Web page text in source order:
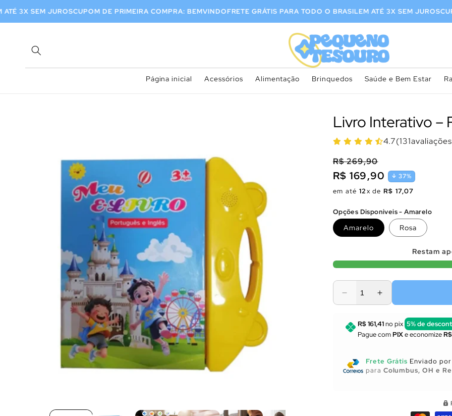
para o
conteúdo
EM ATÉ 3X SEM JUROSCUPOM DE PRIMEIRA COMPRA: BEMVINDOFRETE GRÁTIS PARA TODO O BRASIL EM ATÉ 3X SEM
Página inicial Acessórios Alimentação Brinquedos Saúde e Bem Estar
Livro Interativo –
4.7(131
Preço
normal
R$ 169,90 37%
Preço
promocional
R$ 269,90
em até 12x deR$ 17,07
Opções Disponiveis - Amarelo
Amarelo Rosa
Restam
Diminuir
a
de
Utensílios
Cozinha
Aumentar
a
quantidade
de
Utensílios
Cozinha
R$ 161,41no pix 5% de
Pague comPIXe economize
Frete Grátis Enviado
para Columbus, OH e